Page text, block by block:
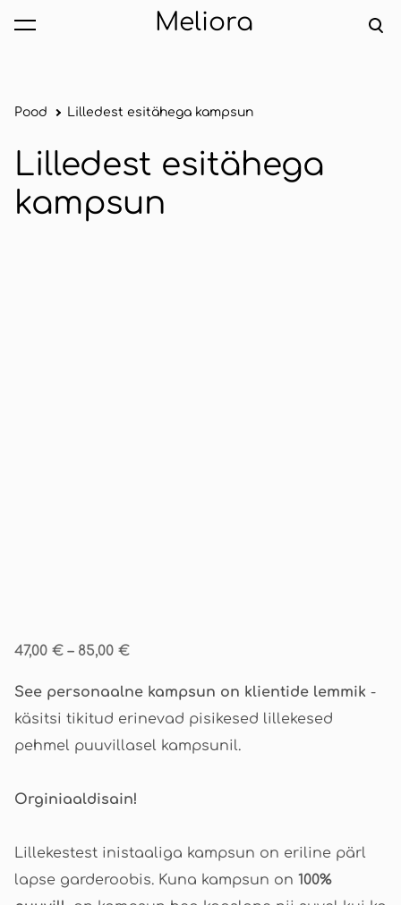
Meliora
lisati ostukorvi. Vaata ostukorvi
Pood Lilledest esitähega kampsun
Lilledest esitähega
kampsun
47,00 € – 85,00 €
See personaalne kampsun on klientide lemmik -
käsitsi tikitud erinevad pisikesed lillekesed
pehmel puuvillasel kampsunil.
Orginiaaldisain!
Lillekestest inistaaliga kampsun on eriline pärl
lapse garderoobis. Kuna kampsun on 100%